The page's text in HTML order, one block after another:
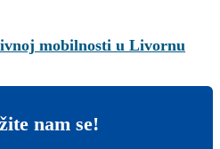
mobilnosti u Livornu
nam se!